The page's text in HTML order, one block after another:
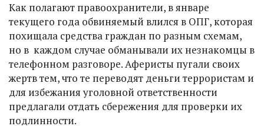
Как полагают правоохранители, в январе
текущего года обвиняемый влился в ОПГ, которая
похищала средства граждан по разным схемам,
но в каждом случае обманывали их незнакомцы в
телефонном разговоре. Аферисты пугали своих
жертв тем, что те переводят деньги террористам и
для избежания уголовной ответственности
предлагали отдать сбережения для проверки их
подлинности.